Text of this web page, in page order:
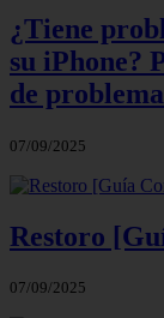
¿Tiene
su iPhone?
de
07/09/2025
Restoro
07/09/2025